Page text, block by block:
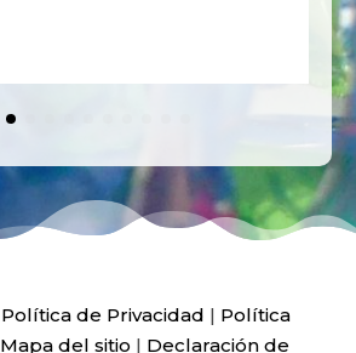
Política de Privacidad | Política
Mapa del sitio | Declaración de